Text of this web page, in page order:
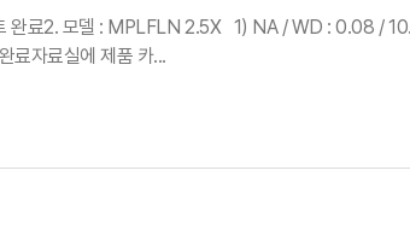
료2. 모델 : MPLFLN 2.5X 1) NA / WD : 0.08 /
자료실에 제품 카...